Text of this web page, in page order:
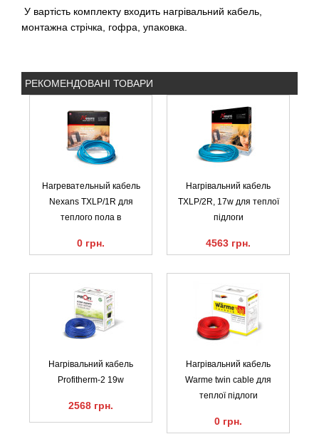
У вартість комплекту входить нагрівальний кабель,
монтажна стрічка, гофра, упаковка.
РЕКОМЕНДОВАНІ ТОВАРИ
Нагревательный кабель
Nexans TXLP/1R для
теплого пола в
0 грн.
Нагрівальний кабель
TXLP/2R, 17w для теплої
підлоги
4563 грн.
Нагрівальний кабель
Profitherm-2 19w
2568 грн.
Нагрівальний кабель
Warme twin cable для
теплої підлоги
0 грн.